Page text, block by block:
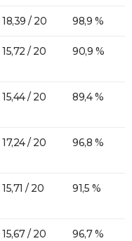
18,39 / 20 98,9 %
15,72 / 20 90,9 %
15,44 / 20 89,4 %
17,24 / 20 96,8 %
15,71 / 20 91,5 %
15,67 / 20 96,7 %